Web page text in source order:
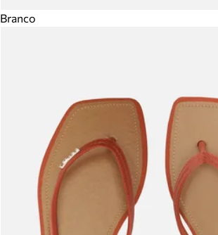
Branco